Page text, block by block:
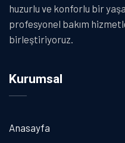
huzurlu ve konforlu bir
profesyonel bakım
birleştiriyoruz.
Kurumsal
Anasayfa